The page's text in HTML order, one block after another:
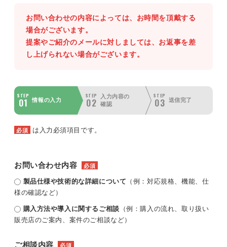
お問い合わせの内容によっては、お時間を頂戴する
場合がございます。
提案やご紹介のメールに対しましては、お返事を差
し上げられない場合がございます。
STEP
01 情報の入力
STEP
02
入力内容の
確認
STEP
03 送信完了
必須 は入力必須項目です。
お問い合わせ内容 必須
製品仕様や技術的な詳細について （例：対応規格、機能、仕
様の確認など）
購入方法や導入に関するご相談 （例：購入の流れ、取り扱い
販売店のご案内、案件のご相談など）
ご相談内容 必須